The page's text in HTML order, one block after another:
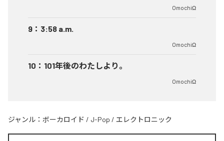
OmochiΩ
9 ： 3:58 a.m.
OmochiΩ
10 ： 101年後のわたしより。
OmochiΩ
ジャンル： ボーカロイド / J-Pop / エレクトロニック